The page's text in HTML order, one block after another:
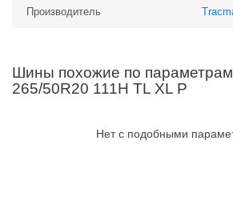
Производитель
Шины похожие по
265/50R20 111H TL XL P
Нет с подобными